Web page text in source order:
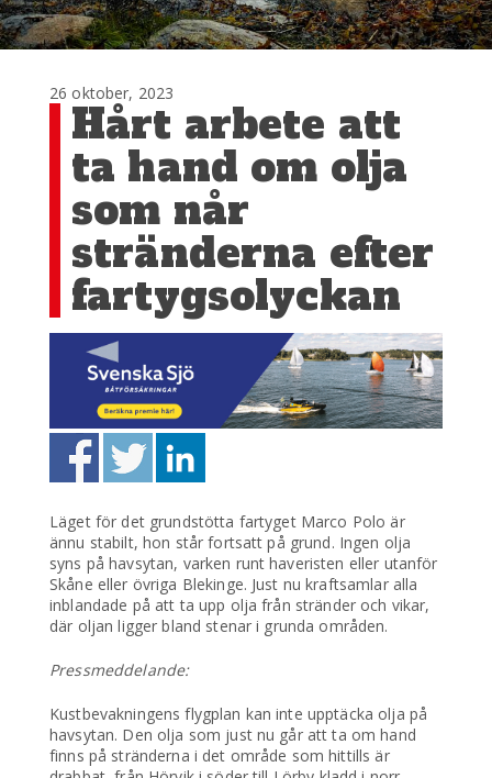
26 oktober, 2023
Hårt arbete att
ta hand om olja
som når
stränderna efter
fartygsolyckan
Läget för det grundstötta fartyget Marco Polo är
ännu stabilt, hon står fortsatt på grund. Ingen olja
syns på havsytan, varken runt haveristen eller utanför
Skåne eller övriga Blekinge. Just nu kraftsamlar alla
inblandade på att ta upp olja från stränder och vikar,
där oljan ligger bland stenar i grunda områden.
Pressmeddelande:
Kustbevakningens flygplan kan inte upptäcka olja på
havsytan. Den olja som just nu går att ta om hand
finns på stränderna i det område som hittills är